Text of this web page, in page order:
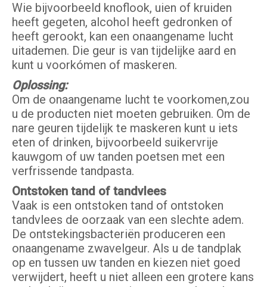
Wie bijvoorbeeld knoflook, uien of kruiden
heeft gegeten, alcohol heeft gedronken of
heeft gerookt, kan een onaangename lucht
uitademen. Die geur is van tijdelijke aard en
kunt u voorkómen of maskeren.
Oplossing:
Om de onaangename lucht te voorkomen,zou
u de producten niet moeten gebruiken. Om de
nare geuren tijdelijk te maskeren kunt u iets
eten of drinken, bijvoorbeeld suikervrije
kauwgom of uw tanden poetsen met een
verfrissende tandpasta.
Ontstoken tand of tandvlees
Vaak is een ontstoken tand of ontstoken
tandvlees de oorzaak van een slechte adem.
De ontstekingsbacteriën produceren een
onaangename zwavelgeur. Als u de tandplak
op en tussen uw tanden en kiezen niet goed
verwijdert, heeft u niet alleen een grotere kans